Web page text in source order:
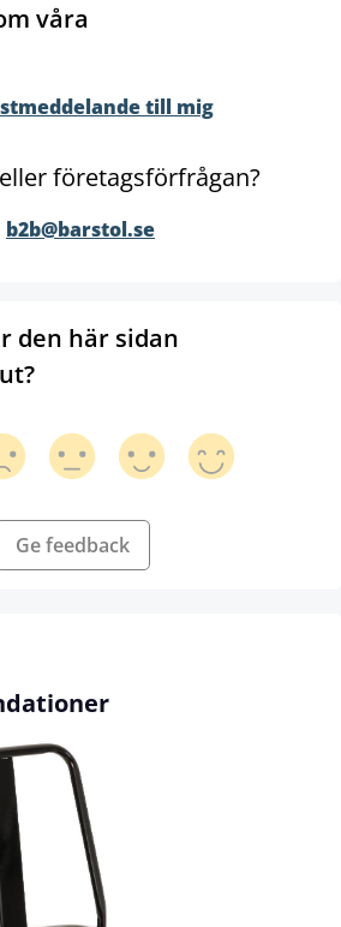
våra
till mig
företagsförfrågan?
b2b@barstol.se
den här sidan
Ge feedback